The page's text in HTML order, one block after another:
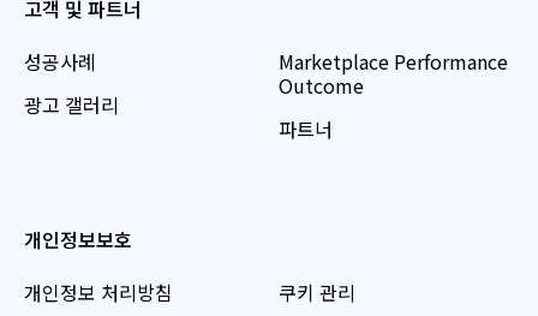
고객 및 파트너
성공사례
광고 갤러리
Marketplace Performance
Outcome
파트너
개인정보보호
개인정보 처리방침
쿠키 관리